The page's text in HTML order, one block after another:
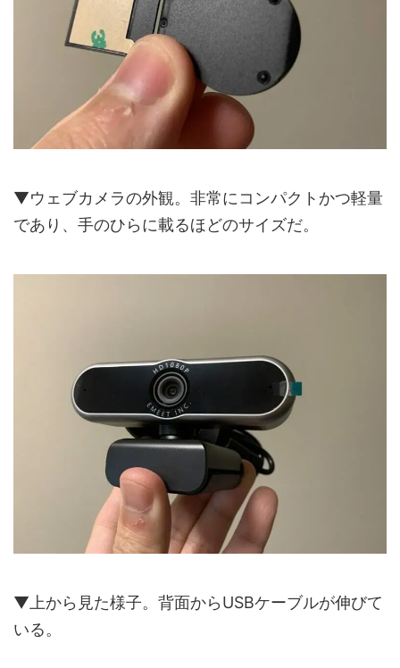
▼ウェブカメラの外観。非常にコンパクトかつ軽量
であり、手のひらに載るほどのサイズだ。
▼上から見た様子。背面からUSBケーブルが伸びて
いる。